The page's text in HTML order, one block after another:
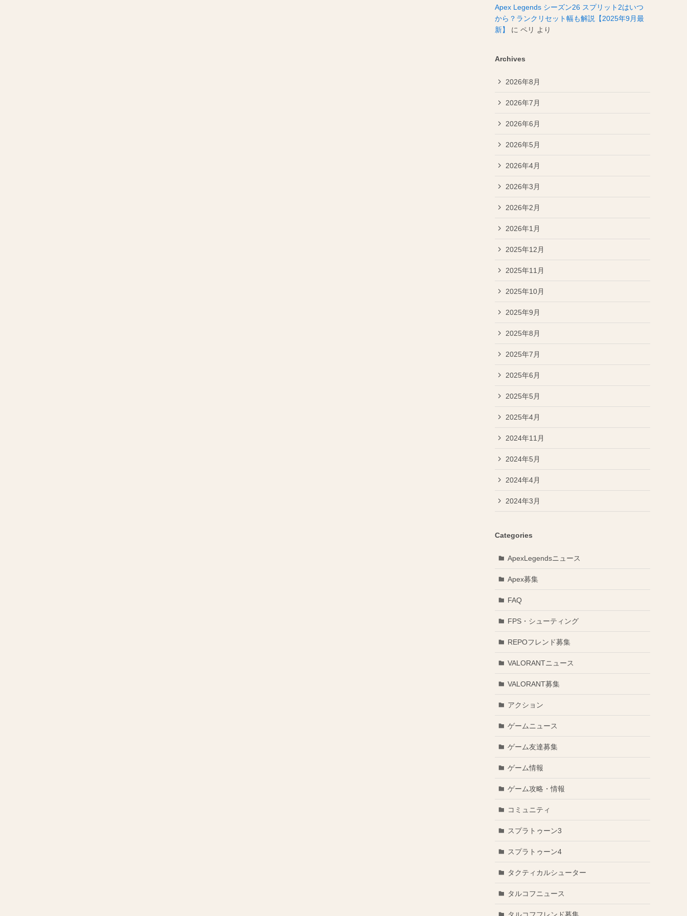
Apex Legends シーズン26 スプリット2はいつ
から？ランクリセット幅も解説【2025年9月最
新】
に ペリ より
Archives
2026年8月
2026年7月
2026年6月
2026年5月
2026年4月
2026年3月
2026年2月
2026年1月
2025年12月
2025年11月
2025年10月
2025年9月
2025年8月
2025年7月
2025年6月
2025年5月
2025年4月
2024年11月
2024年5月
2024年4月
2024年3月
Categories
ApexLegendsニュース
Apex募集
FAQ
FPS・シューティング
REPOフレンド募集
VALORANTニュース
VALORANT募集
アクション
ゲームニュース
ゲーム友達募集
ゲーム情報
ゲーム攻略・情報
コミュニティ
スプラトゥーン3
スプラトゥーン4
タクティカルシューター
タルコフニュース
タルコフフレンド募集